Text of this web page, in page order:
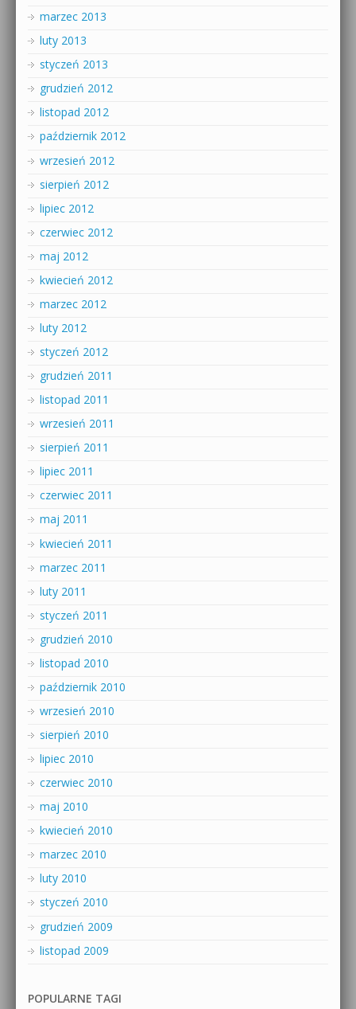
marzec 2013
luty 2013
styczeń 2013
grudzień 2012
listopad 2012
październik 2012
wrzesień 2012
sierpień 2012
lipiec 2012
czerwiec 2012
maj 2012
kwiecień 2012
marzec 2012
luty 2012
styczeń 2012
grudzień 2011
listopad 2011
wrzesień 2011
sierpień 2011
lipiec 2011
czerwiec 2011
maj 2011
kwiecień 2011
marzec 2011
luty 2011
styczeń 2011
grudzień 2010
listopad 2010
październik 2010
wrzesień 2010
sierpień 2010
lipiec 2010
czerwiec 2010
maj 2010
kwiecień 2010
marzec 2010
luty 2010
styczeń 2010
grudzień 2009
listopad 2009
POPULARNE TAGI